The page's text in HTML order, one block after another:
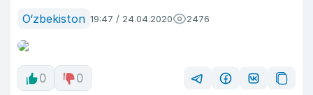
O‘zbekiston 19:47 / 24.04.2020 2476
0 0